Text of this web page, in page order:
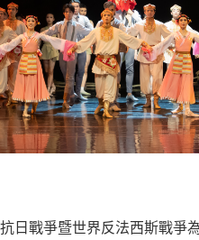
日戰爭暨世界反法西斯戰爭